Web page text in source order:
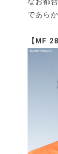
であら
【MF